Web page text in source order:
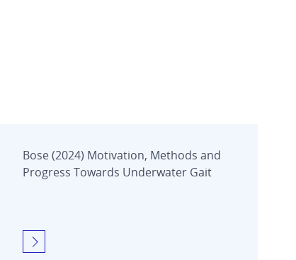
Bose (2024) Motivation, Methods and
Progress Towards Underwater Gait